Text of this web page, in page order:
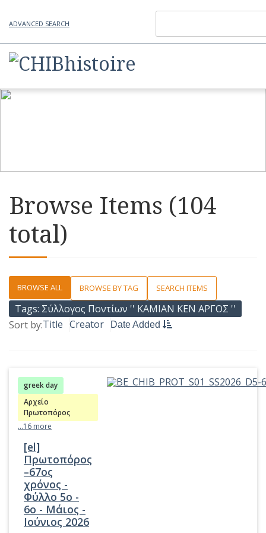
ADVANCED SEARCH
Browse Items (104
total)
BROWSE ALL BROWSE BY TAG SEARCH ITEMS
Tags: Σύλλογος Ποντίων '' ΚΑΜΙΑΝ ΚΕΝ ΑΡΓΟΣ ''
Sort by:Title Creator Date Added
greek day
Αρχείο
Πρωτοπόρος
...16 more
[el]
Πρωτοπόρος
–67ος
χρόνος -
Φύλλο 5o -
6ο - Μάιος -
Ιούνιος 2026